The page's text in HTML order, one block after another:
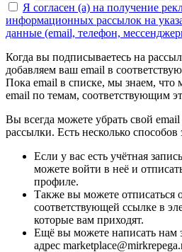
Я согласен (а) на получение
информационных рассылок на
данные (email, телефон,
Когда вы подписываетесь на
добавляем ваш email в
Пока email в списке, мы знаем, что
email по темам, соответствующим
Вы всегда можете убрать свой
рассылки. Есть несколько способов
Если у вас есть учётная
можете войти в неё и
профиле.
Также вы можете отписаться
соответствующей ссылке в
которые вам приходят.
Ещё вы можете написать нам
адрес